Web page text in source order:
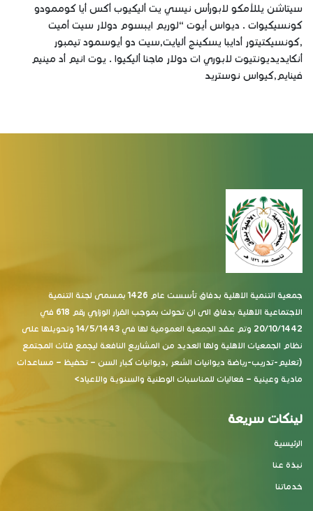
سيتاشن يللأمكو لابورأس نيسي يت أليكيوب أكس أيا كوممودو
كونسيكيوات . ديواس أيوت “لوريم ايبسوم دولار سيت أميت
,كونسيكتيتور أدايبا يسكينج أليايت,سيت دو أيوسمود تيمبور
أنكايديديونتيوت لابوري ات دولار ماجنا أليكيوا . يوت انيم أد مينيم
فينايم,كيواس نوستريد
جمعية التنمية الاهلية بدفاق تأسست عام 1426 بمسمى لجنة التنمية
الاجتماعية الاهلية بدفاق الى ان تحولت بموجب القرار الوزاري رقم 618 في
20/10/1442 وتم عقد الجمعية العمومية لها في 14/5/1443 وتحويلها على
نظام الجمعيات الاهلية ولها العديد من المشاريع النافعة ليجمع فئات المجتمع
(تعليم-تدريب-رياضة ديوانيات الشعر ,ديوانيات كبار السن – تحفيظ – مساعدات
مادية وعينية – فعاليات للمناسبات الوطنية والسنوية والاعياد>
لينكات سريعة
الرئيسية
نبذة عنا
خدماتنا